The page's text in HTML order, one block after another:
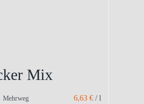
Mix
Mehrweg 6,63 €/l